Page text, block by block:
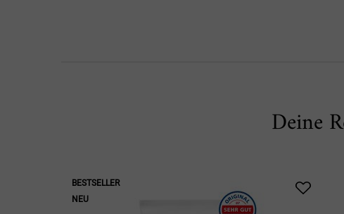
Deine
BESTSELLER
NEU